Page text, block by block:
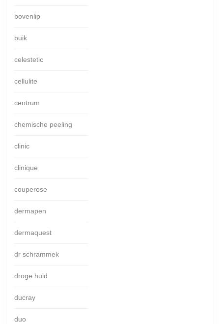
bovenlip
buik
celestetic
cellulite
centrum
chemische peeling
clinic
clinique
couperose
dermapen
dermaquest
dr schrammek
droge huid
ducray
duo